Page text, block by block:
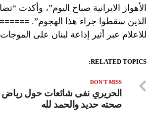
الأهواز الايرانية صباح اليوم”، وأكدت
الذين سقطوا جراء هذا الهجوم”.
للاعلام عبر أثير إذاعة لبنان على الموجات 98.5 و98.1 و96.2 FM
RELATED TOPICS:
DON'T MISS
الحريري نفى شائعات حول رياض
صحته حديد والحمد لله